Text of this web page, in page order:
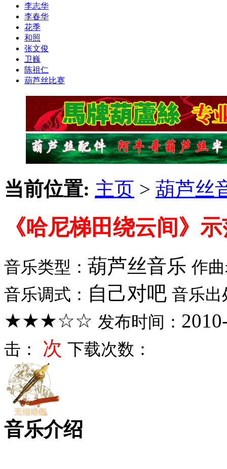
李志华
李春华
花季
和照
张文俊
卫巍
陈祖仁
葫芦丝比赛
当前位置: 主页 > 葫芦丝
《哈尼梯田绕云间》
音乐类型： 葫芦丝音乐 作
音乐调式： 自己对吧 音乐出
★★★☆☆ 发布时间：
击： 次 下载次数：
音乐介绍